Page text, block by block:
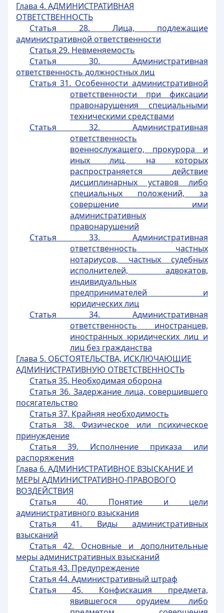
Глава 4. АДМИНИСТРАТИВНАЯ
ОТВЕТСТВЕННОСТЬ
Статья 28. Лица, подлежащие
административной ответственности
Статья 29. Невменяемость
Статья 30. Административная
ответственность должностных лиц
Статья 31. Особенности административной
ответственности при фиксации
правонарушения специальными
техническими средствами
Статья 32. Административная
ответственность
военнослужащего, прокурора и
иных лиц, на которых
распространяется действие
дисциплинарных уставов либо
специальных положений, за
совершение ими
административных
правонарушений
Статья 33. Административная
ответственность частных
нотариусов, частных судебных
исполнителей, адвокатов,
индивидуальных
предпринимателей и
юридических лиц
Статья 34. Административная
ответственность иностранцев,
иностранных юридических лиц и
лиц без гражданства
Глава 5. ОБСТОЯТЕЛЬСТВА, ИСКЛЮЧАЮЩИЕ
АДМИНИСТРАТИВНУЮ ОТВЕТСТВЕННОСТЬ
Статья 35. Необходимая оборона
Статья 36. Задержание лица, совершившего
посягательство
Статья 37. Крайняя необходимость
Статья 38. Физическое или психическое
принуждение
Статья 39. Исполнение приказа или
распоряжения
Глава 6. АДМИНИСТРАТИВНОЕ ВЗЫСКАНИЕ И
МЕРЫ АДМИНИСТРАТИВНО-ПРАВОВОГО
ВОЗДЕЙСТВИЯ
Статья 40. Понятие и цели
административного взыскания
Статья 41. Виды административных
взысканий
Статья 42. Основные и дополнительные
меры административных взысканий
Статья 43. Предупреждение
Статья 44. Административный штраф
Статья 45. Конфискация предмета,
явившегося орудием либо